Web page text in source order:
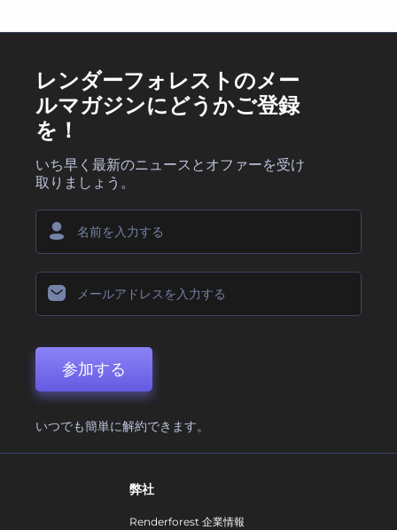
レンダーフォレストのメー
ルマガジンにどうかご登録
を！
いち早く最新のニュースとオファーを受け
取りましょう。
参加する
いつでも簡単に解約できます。
弊社
Renderforest 企業情報